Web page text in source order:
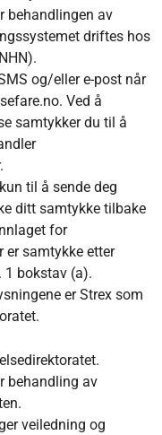
behandlingen av
driftes hos
og/eller e-post når
Ved å
samtykker du til å
til å sende deg
ditt samtykke tilbake
for
er samtykke etter
1 bokstav (a).
er Strex som
behandling av
veiledning og